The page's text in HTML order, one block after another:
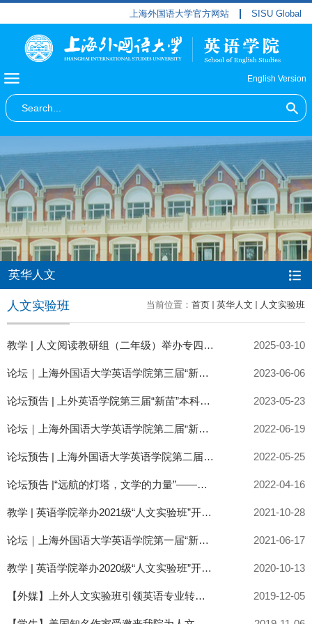
上海外国语大学官方网站 SISU Global
English Version
英华人文
当前位置： 首页 英华人文 人文实验班
人文实验班
教学 | 人文阅读教研组（二年级）举办专四词汇拼写大赛 2025-03-10
论坛｜上海外国语大学英语学院第三届“新苗”本科生学术论坛召开 2023-06-06
论坛预告 | 上外英语学院第三届“新苗”本科生学术论坛 2023-05-23
论坛｜上海外国语大学英语学院第二届“新苗”本科生学术论坛顺利召开 2022-06-19
论坛预告 | 上海外国语大学英语学院第二届“新苗”本科生学术论坛 2022-05-25
论坛预告 |“远航的灯塔，文学的力量”——第二届上海外国语大学英语学院“新苗”学术论坛通知 2022-04-16
教学 | 英语学院举办2021级“人文实验班”开班典礼 2021-10-28
论坛｜上海外国语大学英语学院第一届“新苗”本科生学术论坛顺利召开 2021-06-17
教学 | 英语学院举办2020级“人文实验班”开班典礼 2020-10-13
【外媒】上外人文实验班引领英语专业转型发展 2019-12-05